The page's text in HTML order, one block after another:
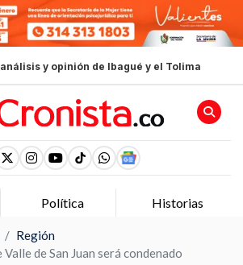
y opinión de Ibagué y el Tolima
Política Historias
Región
de San Juan será condenado